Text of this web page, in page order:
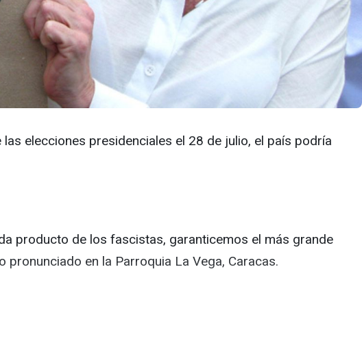
elecciones presidenciales el 28 de julio, el país podría
producto de los fascistas, garanticemos el más grande
en la Parroquia La Vega, Caracas.